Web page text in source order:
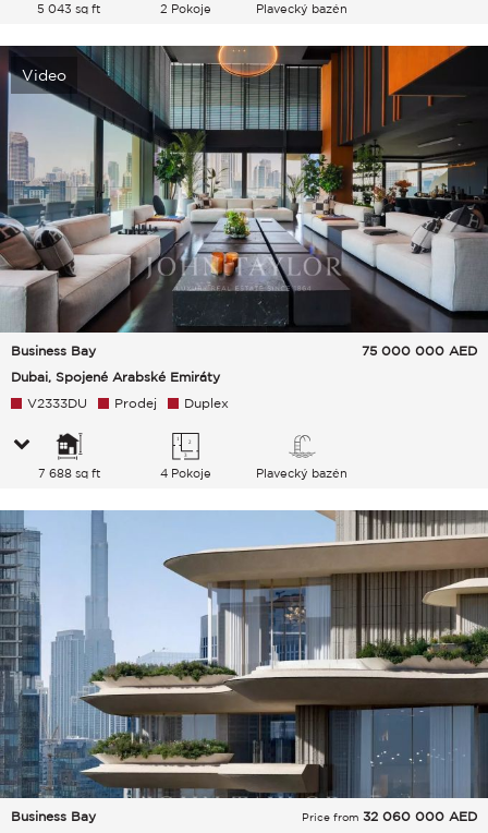
5 043 sq ft 2 Pokoje Plavecký bazén
Video
Business Bay
Dubai, Spojené Arabské Emiráty
75 000 000 AED
V2333DU Prodej Duplex
7 688 sq ft 4 Pokoje Plavecký bazén
Business Bay
Price from 32 060 000 AED